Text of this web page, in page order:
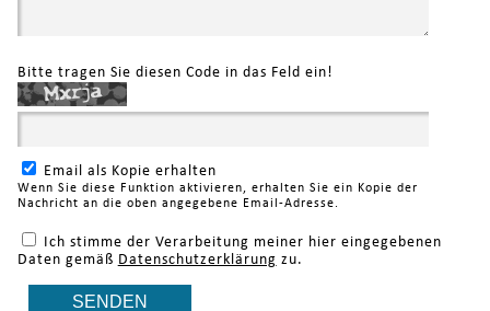
Bitte tragen Sie diesen Code in das Feld ein!
Email als Kopie erhalten
Wenn Sie diese Funktion aktivieren, erhalten Sie ein Kopie der
Nachricht an die oben angegebene Email-Adresse.
Ich stimme der Verarbeitung meiner hier eingegebenen
Daten gemäß Datenschutzerklärung zu.